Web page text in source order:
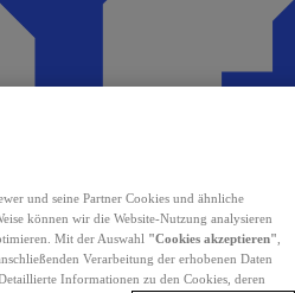
und seine Partner Cookies und ähnliche
können wir die Website-Nutzung analysieren
Mit der Auswahl "Cookies akzeptieren"
Verarbeitung der erhobenen Daten
Informationen zu den Cookies, deren